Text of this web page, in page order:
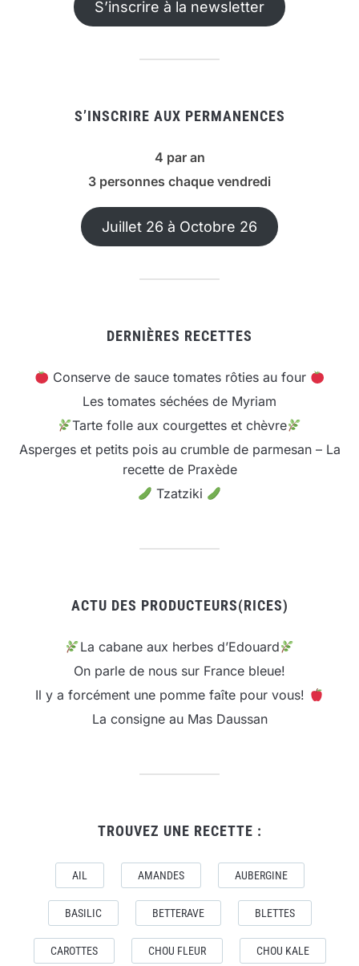
S’inscrire à la newsletter
S’INSCRIRE AUX PERMANENCES
4 par an
3 personnes chaque vendredi
Juillet 26 à Octobre 26
DERNIÈRES RECETTES
Conserve de sauce tomates rôties au four
Les tomates séchées de Myriam
Tarte folle aux courgettes et chèvre
Asperges et petits pois au crumble de parmesan – La
recette de Praxède
Tzatziki
ACTU DES PRODUCTEURS(RICES)
La cabane aux herbes d’Edouard
On parle de nous sur France bleue!
Il y a forcément une pomme faîte pour vous!
La consigne au Mas Daussan
TROUVEZ UNE RECETTE :
AIL AMANDES AUBERGINE
BASILIC BETTERAVE BLETTES
CAROTTES CHOU FLEUR CHOU KALE